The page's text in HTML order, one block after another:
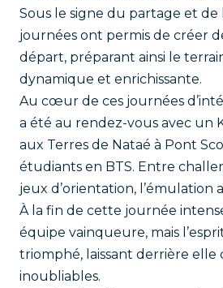
Sous le signe du partage et de
journées ont permis de créer
départ, préparant ainsi le
dynamique et enrichissante.
Au cœur de ces journées
a été au rendez-vous avec un
aux Terres de Nataé à Pont
étudiants en BTS. Entre
jeux d’orientation, l’émulation
À la fin de cette journée
équipe vainqueure, mais
triomphé, laissant derrière elle
inoubliables.